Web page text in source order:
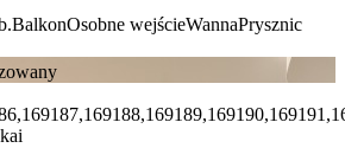
BalkonOsobne wejścieWannaPrysznic